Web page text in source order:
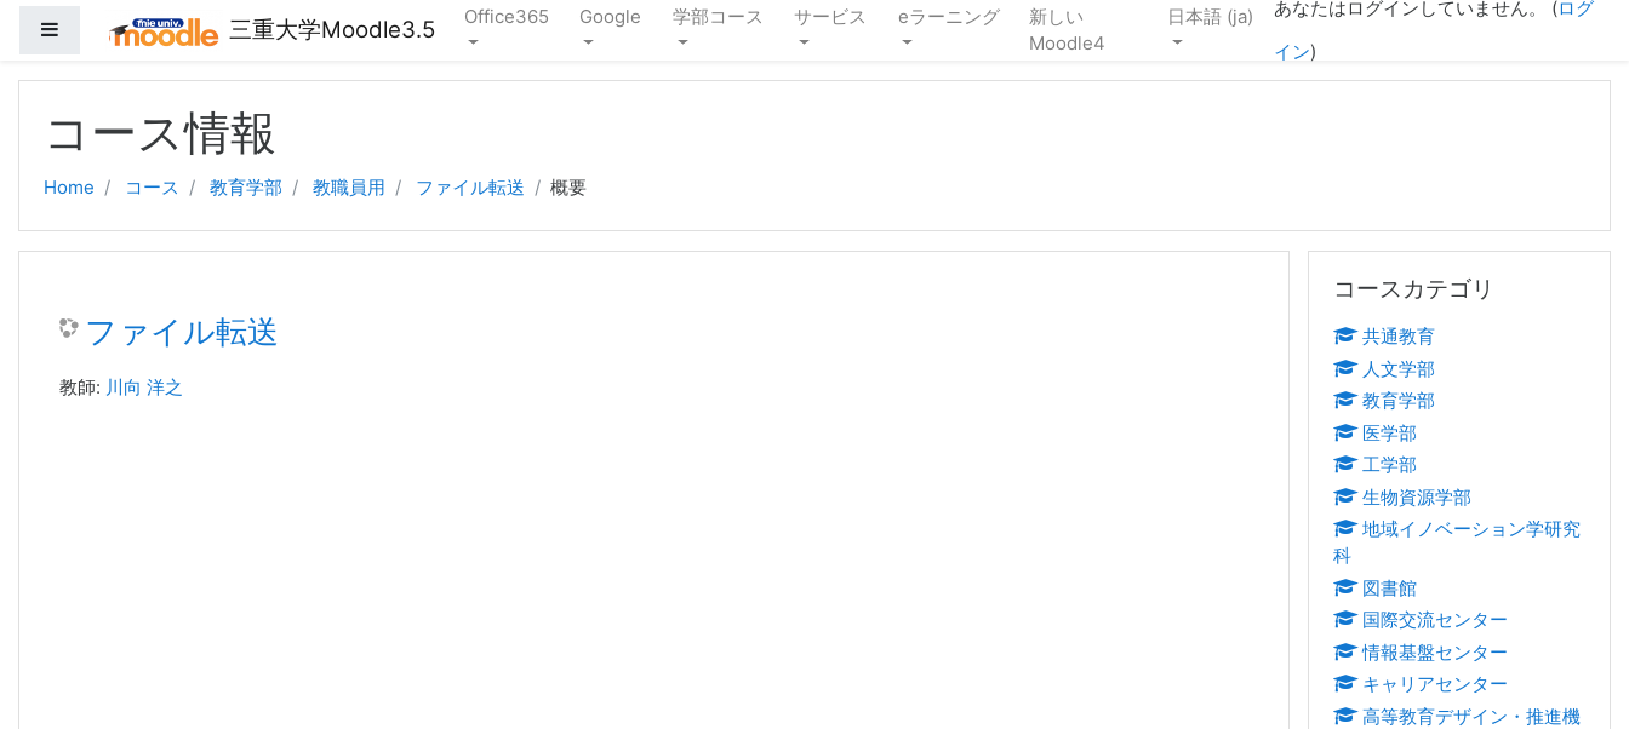
サイドパネル 三重大学Moodle3.5 Office365 Google 学部コース サービス eラーニング
新しい
Moodle4
日本語 ‎(ja)‎ あなたはログインしていません。 (ログ
イン)
コース情報
Home コース 教育学部 教職員用 ファイル転送 概要
ファイル転送
教師: 川向 洋之
コースカテゴリ
共通教育
人文学部
教育学部
医学部
工学部
生物資源学部
地域イノベーション学研究
科
図書館
国際交流センター
情報基盤センター
キャリアセンター
高等教育デザイン・推進機